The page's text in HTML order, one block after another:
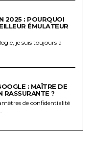
2025 : POURQUOI
ÉMULATEUR
je suis toujours à
: MAÎTRE DE
RASSURANTE ?
de confidentialité